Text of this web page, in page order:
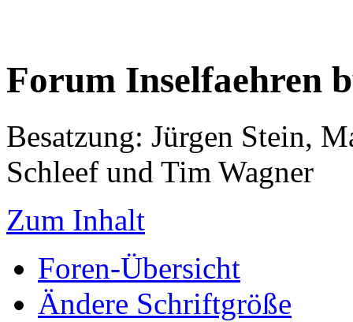
Forum Inselfaehren
Besatzung: Jürgen Stein,
Schleef und Tim Wagner
Zum Inhalt
Foren-Übersicht
Ändere Schriftgröße